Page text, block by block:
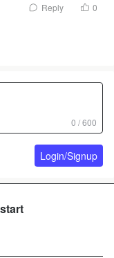
Reply 0
0 / 600
Login/Signup